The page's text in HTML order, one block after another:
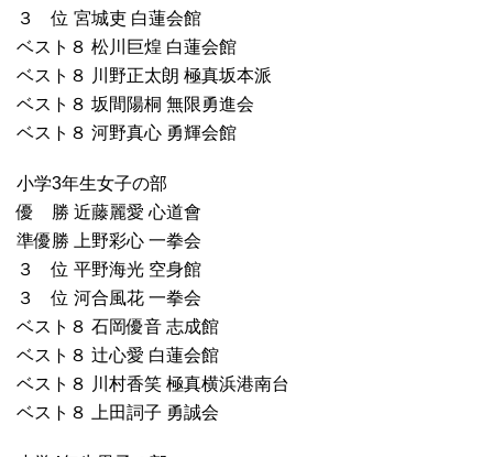
３ 位 宮城吏 白蓮会館
ベスト８ 松川巨煌 白蓮会館
ベスト８ 川野正太朗 極真坂本派
ベスト８ 坂間陽桐 無限勇進会
ベスト８ 河野真心 勇輝会館
小学3年生女子の部
優 勝 近藤麗愛 心道會
準優勝 上野彩心 一拳会
３ 位 平野海光 空身館
３ 位 河合風花 一拳会
ベスト８ 石岡優音 志成館
ベスト８ 辻心愛 白蓮会館
ベスト８ 川村香笑 極真横浜港南台
ベスト８ 上田詞子 勇誠会